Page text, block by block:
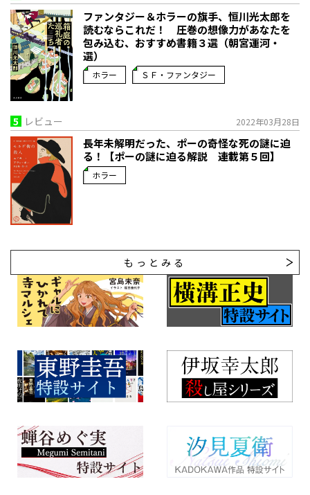
ファンタジー＆ホラーの旗手、恒川光太郎を
読むならこれだ！ 圧巻の想像力があなたを
包み込む、おすすめ書籍３選（朝宮運河・
選）
ホラー ＳＦ・ファンタジー
5 レビュー 2022年03月28日
長年未解明だった、ポーの奇怪な死の謎に迫
る！【ポーの謎に迫る解説 連載第５回】
ホラー
もっとみる